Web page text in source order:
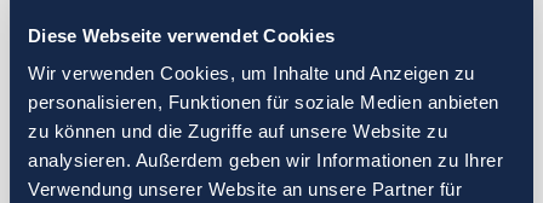
Diese Webseite verwendet Cookies
Wir verwenden Cookies, um Inhalte und Anzeigen zu
personalisieren, Funktionen für soziale Medien anbieten
zu können und die Zugriffe auf unsere Website zu
analysieren. Außerdem geben wir Informationen zu Ihrer
Verwendung unserer Website an unsere Partner für